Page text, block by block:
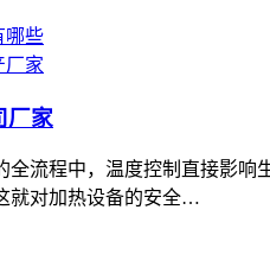
哪些
厂家
厂家
全流程中，温度控制直接影
就对加热设备的安全…